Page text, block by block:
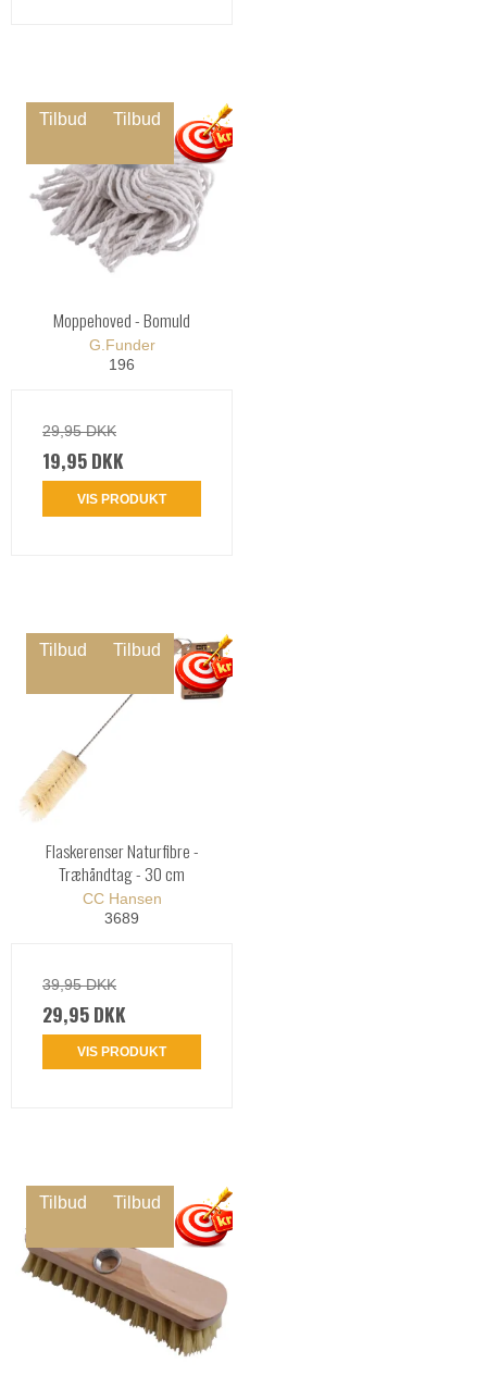
Tilbud Tilbud
Moppehoved - Bomuld
G.Funder
196
29,95 DKK
19,95 DKK
VIS PRODUKT
Tilbud Tilbud
Flaskerenser Naturfibre -
Træhåndtag - 30 cm
CC Hansen
3689
39,95 DKK
29,95 DKK
VIS PRODUKT
Tilbud Tilbud